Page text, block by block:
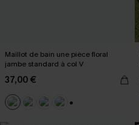
Maillot de bain une pièce floral
jambe standard à col V
37,00 €